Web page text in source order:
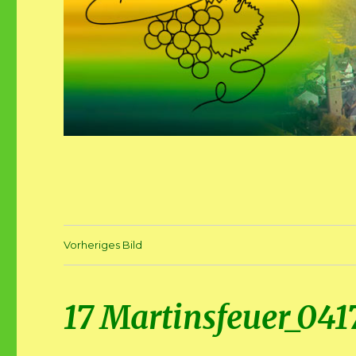
Vorheriges Bild
17